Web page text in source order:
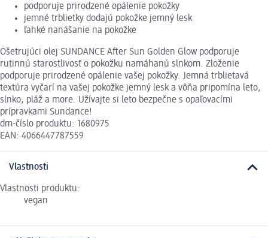
podporuje prirodzené opálenie pokožky
jemné trblietky dodajú pokožke jemný lesk
ľahké nanášanie na pokožke
Ošetrujúci olej SUNDANCE After Sun Golden Glow podporuje
rutinnú starostlivosť o pokožku namáhanú slnkom. Zloženie
podporuje prirodzené opálenie vašej pokožky. Jemná trblietavá
textúra vyčarí na vašej pokožke jemný lesk a vôňa pripomína leto,
slnko, pláž a more. Užívajte si leto bezpečne s opaľovacími
prípravkami Sundance!
dm-číslo produktu: 1680975
EAN: 4066447787559
Vlastnosti
Vlastnosti produktu:
vegan